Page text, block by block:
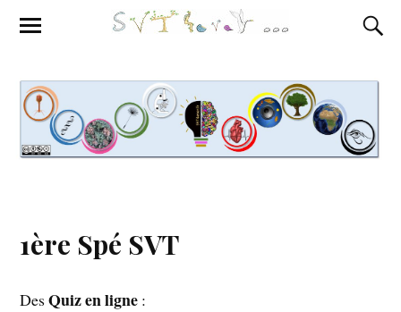
1ère Spé SVT
DesQuiz en ligne :